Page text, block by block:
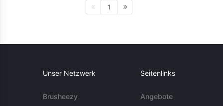
1
Unser Netzwerk
Brusheezy
Seitenlinks
Angebote